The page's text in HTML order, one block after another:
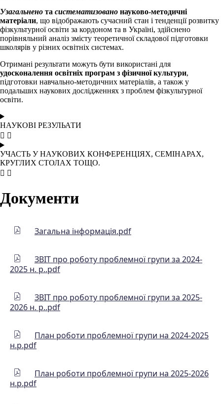
Узагальнено та систематизовано науково-методичні
матеріали, що відображають сучасний стан і тенденції розвитку
фізкультурної освіти за кордоном та в Україні, здійснено
порівняльний аналіз змісту теоретичної складової підготовки
школярів у різних освітніх системах.
Отримані результати можуть бути використані для
удосконалення освітніх програм з фізичної культури,
підготовки навчально-методичних матеріалів, а також у
подальших наукових дослідженнях з проблем фізкультурної
освіти.
НАУКОВІ РЕЗУЛЬАТИ
УЧАСТЬ У НАУКОВИХ КОНФЕРЕНЦІЯХ, СЕМІНАРАХ,
КРУГЛИХ СТОЛАХ ТОЩО.
Документи
Загальна інформація.pdf
ЗВІТ про роботу проблемної групи за 2024-
2025 н. р..pdf
ЗВІТ про роботу проблемної групи за 2025-
2026 н. р..pdf
План роботи проблемної групи на 2024-2025
н.р.pdf
План роботи проблемної групи на 2025-2026
н.р.pdf